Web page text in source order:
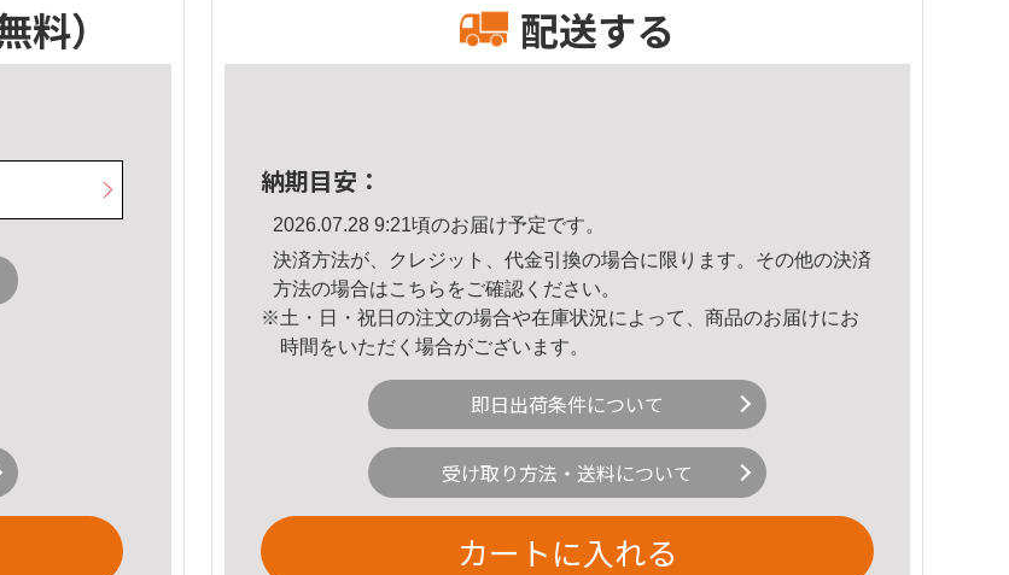
料） 配送する
納期目安：
2026.07.28 9:21頃のお届け予定です。
決済方法が、クレジット、代金引換の場合に限ります。その他の決済
方法の場合はこちら をご確認ください。
※土・日・祝日の注文の場合や在庫状況によって、商品のお届けにお
時間をいただく場合がございます。
即日出荷条件について
受け取り方法・送料について
カートに入れる